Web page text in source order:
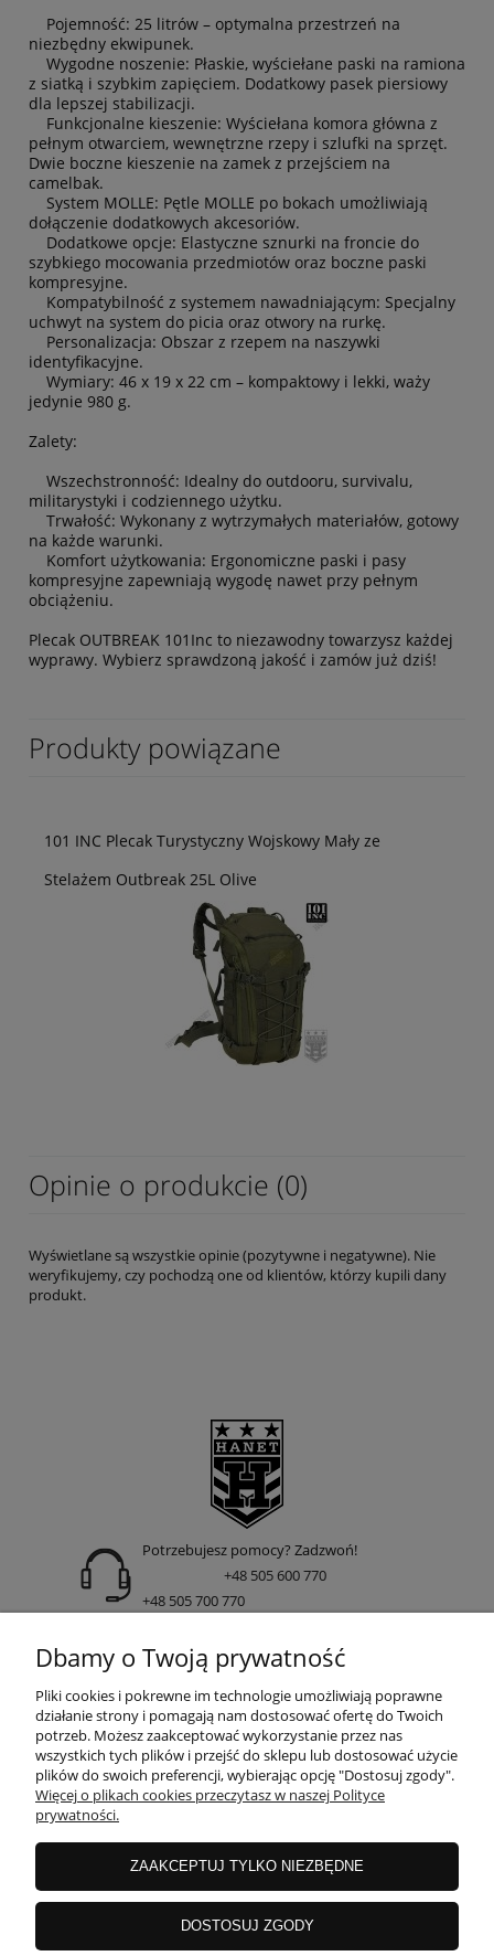
Pojemność: 25 litrów – optymalna przestrzeń na
niezbędny ekwipunek.
Wygodne noszenie: Płaskie, wyściełane paski na ramiona
z siatką i szybkim zapięciem. Dodatkowy pasek piersiowy
dla lepszej stabilizacji.
Funkcjonalne kieszenie: Wyściełana komora główna z
pełnym otwarciem, wewnętrzne rzepy i szlufki na sprzęt.
Dwie boczne kieszenie na zamek z przejściem na
camelbak.
System MOLLE: Pętle MOLLE po bokach umożliwiają
dołączenie dodatkowych akcesoriów.
Dodatkowe opcje: Elastyczne sznurki na froncie do
szybkiego mocowania przedmiotów oraz boczne paski
kompresyjne.
Kompatybilność z systemem nawadniającym: Specjalny
uchwyt na system do picia oraz otwory na rurkę.
Personalizacja: Obszar z rzepem na naszywki
identyfikacyjne.
Wymiary: 46 x 19 x 22 cm – kompaktowy i lekki, waży
jedynie 980 g.
Zalety:
Wszechstronność: Idealny do outdooru, survivalu,
militarystyki i codziennego użytku.
Trwałość: Wykonany z wytrzymałych materiałów, gotowy
na każde warunki.
Komfort użytkowania: Ergonomiczne paski i pasy
kompresyjne zapewniają wygodę nawet przy pełnym
obciążeniu.
Plecak OUTBREAK 101Inc to niezawodny towarzysz każdej
wyprawy. Wybierz sprawdzoną jakość i zamów już dziś!
Produkty powiązane
101 INC Plecak Turystyczny Wojskowy Mały ze
Stelażem Outbreak 25L Olive
Opinie o produkcie (0)
Wyświetlane są wszystkie opinie (pozytywne i negatywne). Nie
weryfikujemy, czy pochodzą one od klientów, którzy kupili dany
produkt.
Potrzebujesz pomocy? Zadzwoń!
+48 505 600 770
+48 505 700 770
ul. Nakielska 266 85-391 Bydgoszcz
INFORMACJE
DOSTAWA I PŁATNOŚCI
GWARANCJE I ZWROTY
Dbamy o Twoją prywatność
Pliki cookies i pokrewne im technologie umożliwiają poprawne
działanie strony i pomagają nam dostosować ofertę do Twoich
potrzeb. Możesz zaakceptować wykorzystanie przez nas
wszystkich tych plików i przejść do sklepu lub dostosować użycie
plików do swoich preferencji, wybierając opcję "Dostosuj zgody".
Więcej o plikach cookies przeczytasz w naszej Polityce
prywatności.
ZAAKCEPTUJ TYLKO NIEZBĘDNE
DOSTOSUJ ZGODY